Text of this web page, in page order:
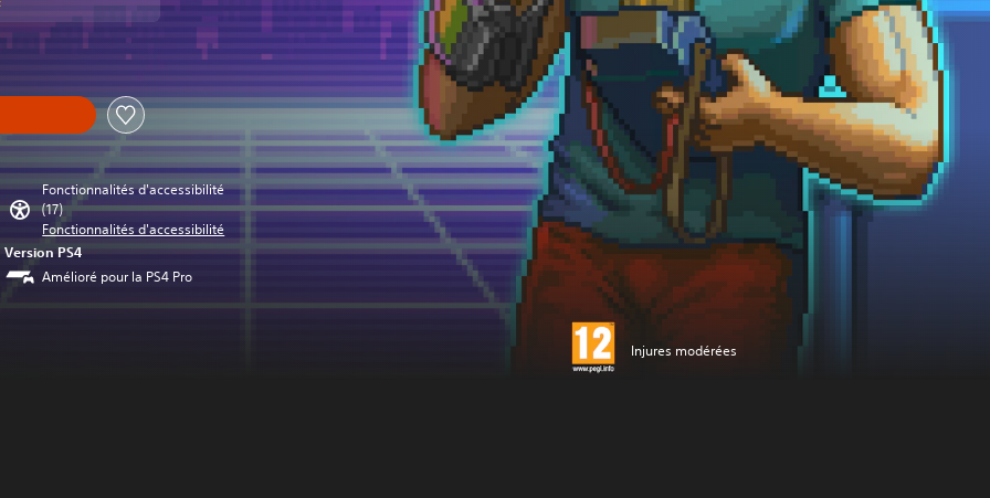
Fonctionnalités d'accessibilité
(17)
Fonctionnalités d'accessibilité
Version PS4
Amélioré pour la PS4 Pro
Injures modérées